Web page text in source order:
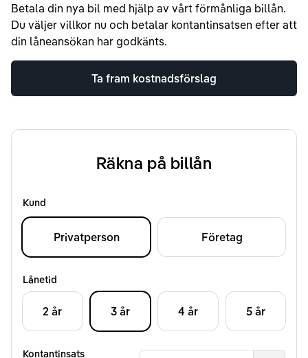
Betala din nya bil med hjälp av vårt förmånliga billån.
Du väljer villkor nu och betalar kontantinsatsen efter att
din låneansökan har godkänts.
Ta fram kostnadsförslag
Räkna på billån
Kund
Privatperson Företag
Lånetid
2 år 3 år 4 år 5 år
Kontantinsats